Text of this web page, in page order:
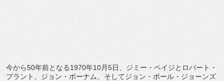
今から50年前となる1970年10月5日、ジミー・ ペイジとロバート・
プラント、ジョン・ボーナム、そしてジョン・ ポール・ジョーンズ